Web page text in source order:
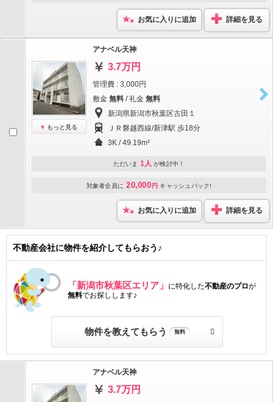
お気に入りに追加 詳細を見る
もっと見る
アナベル天神
3.7万円
管理費 : 3,000円
敷金 無料 / 礼金 無料
新潟県新潟市秋葉区古田１
ＪＲ磐越西線/新津駅 歩18分
3K / 49.19m²
ただいま 1人 が検討中！
対象者全員に 20,000 円 キャッシュバック!
お気に入りに追加 詳細を見る
不動産会社に物件を紹介してもらおう♪
「新潟市秋葉区エリア」 に特化した不動産のプロが
無料でお探しします♪
物件を教えてもらう 無料
アナベル天神
3.7万円